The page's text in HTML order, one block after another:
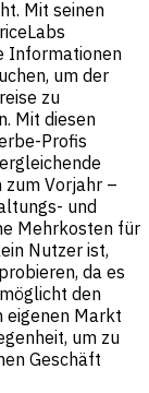
Mit seinen
Informationen
um der
zu
Mit diesen
Profis
zum Vorjahr –
und
Mehrkosten für
Nutzer ist,
da es
den
eigenen Markt
um zu
Geschäft